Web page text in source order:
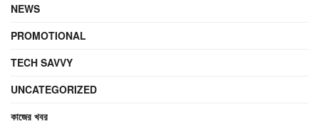
NEWS
PROMOTIONAL
TECH SAVVY
UNCATEGORIZED
কাজের খবর